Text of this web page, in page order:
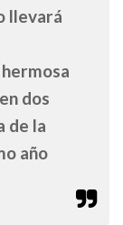
llevará
dos
de la
año